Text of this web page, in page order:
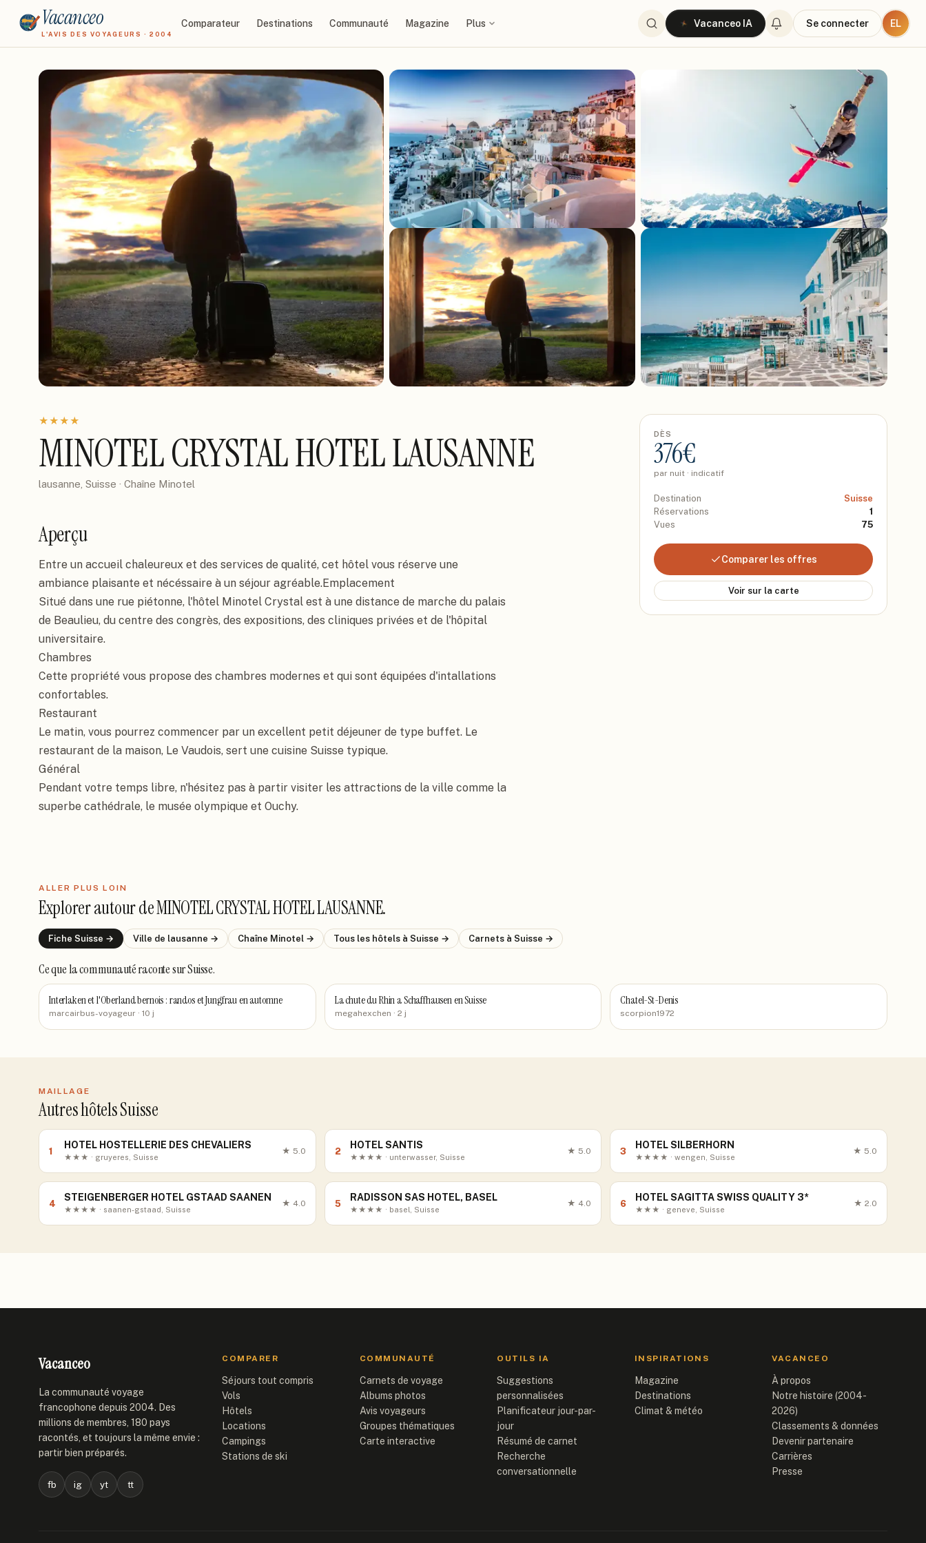
Vacanceo
L'AVIS DES VOYAGEURS · 2004
Comparateur Destinations Communauté Magazine Plus Vacanceo IA Se connecter EL
★★★★
MINOTEL CRYSTAL HOTEL LAUSANNE
lausanne, Suisse · Chaîne Minotel
Aperçu
Entre un accueil chaleureux et des services de qualité, cet hôtel vous réserve une
ambiance plaisante et nécéssaire à un séjour agréable.Emplacement
Situé dans une rue piétonne, l'hôtel Minotel Crystal est à une distance de marche du palais
de Beaulieu, du centre des congrès, des expositions, des cliniques privées et de l'hôpital
universitaire.
Chambres
Cette propriété vous propose des chambres modernes et qui sont équipées d'intallations
confortables.
Restaurant
Le matin, vous pourrez commencer par un excellent petit déjeuner de type buffet. Le
restaurant de la maison, Le Vaudois, sert une cuisine Suisse typique.
Général
Pendant votre temps libre, n'hésitez pas à partir visiter les attractions de la ville comme la
superbe cathédrale, le musée olympique et Ouchy.
DÈS
376€
par nuit · indicatif
Destination
Suisse
Réservations
1
Vues
75
Comparer les offres
Voir sur la carte
ALLER PLUS LOIN
Explorer autour deMINOTEL CRYSTAL HOTEL LAUSANNE.
Fiche Suisse → Ville de lausanne → Chaîne Minotel → Tous les hôtels à Suisse → Carnets à Suisse →
Ce que la communauté racontesur Suisse.
Interlaken et l'Oberland bernois : randos et Jungfrau en automne
marcairbus-voyageur · 10 j
La chute du Rhin a Schaffhausen en Suisse
megahexchen · 2 j
Chatel-St-Denis
scorpion1972
MAILLAGE
Autres hôtels Suisse
1
HOTEL HOSTELLERIE DES CHEVALIERS
★★★ · gruyeres, Suisse
★ 5.0 2
HOTEL SANTIS
★★★★ · unterwasser, Suisse
★ 5.0 3
HOTEL SILBERHORN
★★★★ · wengen, Suisse
★ 5.0
4
STEIGENBERGER HOTEL GSTAAD SAANEN
★★★★ · saanen-gstaad, Suisse
★ 4.0 5
RADISSON SAS HOTEL, BASEL
★★★★ · basel, Suisse
★ 4.0 6
HOTEL SAGITTA SWISS QUALITY 3*
★★★ · geneve, Suisse
★ 2.0
Vacanceo
La communauté voyage
francophone depuis 2004. Des
millions de membres, 180 pays
racontés, et toujours la même envie :
partir bien préparés.
fb ig yt tt
COMPARER
Séjours tout compris
Vols
Hôtels
Locations
Campings
Stations de ski
COMMUNAUTÉ
Carnets de voyage
Albums photos
Avis voyageurs
Groupes thématiques
Carte interactive
OUTILS IA
Suggestions
personnalisées
Planificateur jour-par-
jour
Résumé de carnet
Recherche
conversationnelle
INSPIRATIONS
Magazine
Destinations
Climat & météo
VACANCEO
À propos
Notre histoire (2004-
2026)
Classements & données
Devenir partenaire
Carrières
Presse